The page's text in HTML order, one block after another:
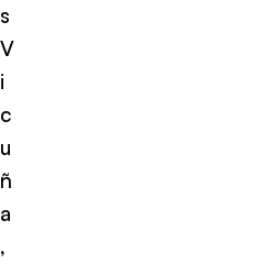
s
V
i
c
u
ñ
a
,